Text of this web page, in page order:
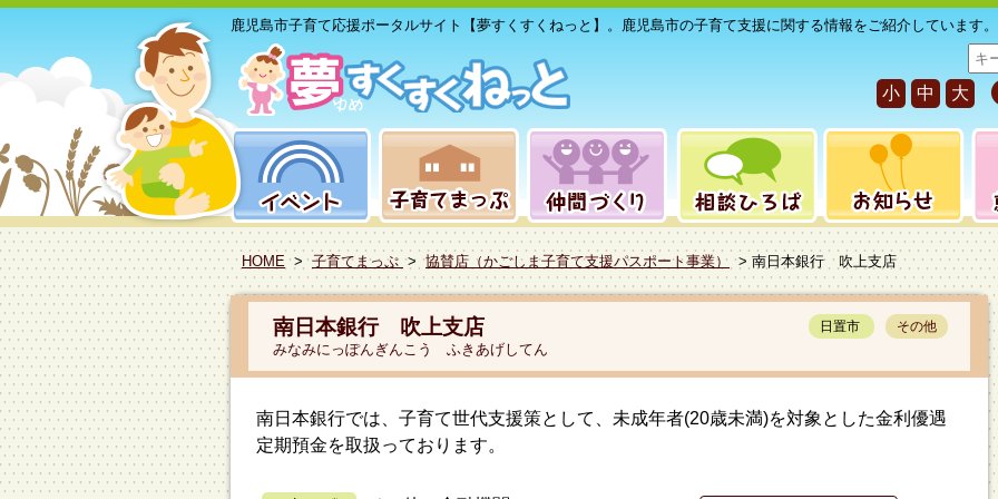
鹿児島市子育て応援ポータルサイト【夢すくすくねっと】。鹿児島市の子育て支援に関する情報をご紹介しています。
サ
イ
ト
内
小 中 大
HOME > 子育てまっぷ >協賛店（かごしま子育て支援パスポート事業） > 南日本銀行 吹上支店
南日本銀行 吹上支店
みなみにっぽんぎんこう ふきあげしてん
日置市 その他
南日本銀行では、子育て世代支援策として、未成年者(20歳未満)を対象とした金利優遇
定期預金を取扱っております。